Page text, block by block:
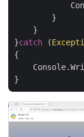
        }
    }
}catch (
{